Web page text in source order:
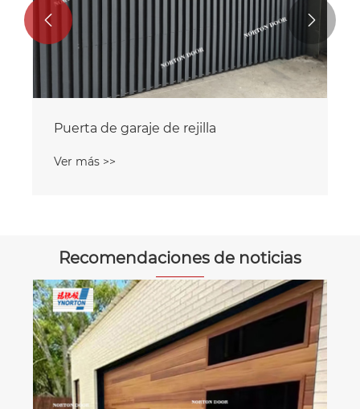
 
Recomendaciones de noticias
Lo que necesita saber sobre la nueva
puerta de garaje apilando el diseño
Ver más >>